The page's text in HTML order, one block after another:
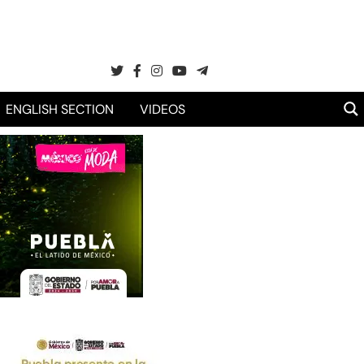
ENGLISH SECTION VIDEOS